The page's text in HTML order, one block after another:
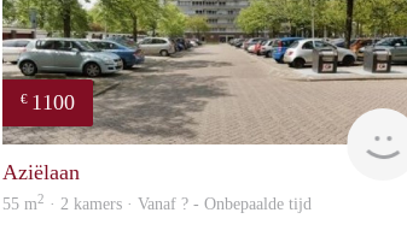
€ 1100
Aziëlaan
55 m2 · 2 kamers · Vanaf ? - Onbepaalde tijd